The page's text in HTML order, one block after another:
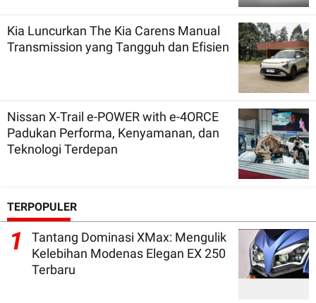
Kia Luncurkan The Kia Carens Manual
Transmission yang Tangguh dan Efisien
Nissan X-Trail e-POWER with e-4ORCE
Padukan Performa, Kenyamanan, dan
Teknologi Terdepan
TERPOPULER
1
Tantang Dominasi XMax: Mengulik
Kelebihan Modenas Elegan EX 250
Terbaru